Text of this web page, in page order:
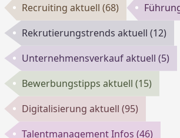
Recruiting aktuell(68)
Rekrutierungstrends aktuell(12)
Unternehmensverkauf aktuell(5)
Bewerbungstipps aktuell(15)
Digitalisierung aktuell(95)
Talentmanagement Infos(46)